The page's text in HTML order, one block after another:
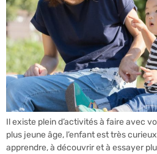
Il existe plein d’activités à faire avec
plus jeune âge, l’enfant est très
apprendre, à découvrir et à essayer